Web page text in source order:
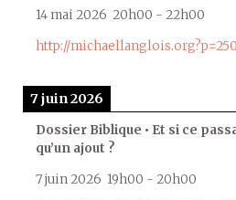
14 mai 2026 20h00 - 22h00
http://
7 juin 2026
Dossier Biblique • Et si ce
qu’un ajout ?
7 juin 2026 19h00 - 20h00